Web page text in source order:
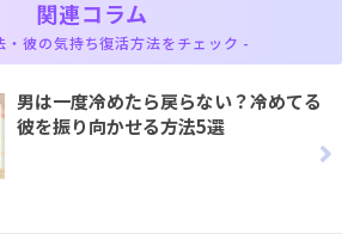
関連コラム
・彼の気持ち復活方法をチェック -
男は一度冷めたら戻らない？冷めてる
彼を振り向かせる方法5選